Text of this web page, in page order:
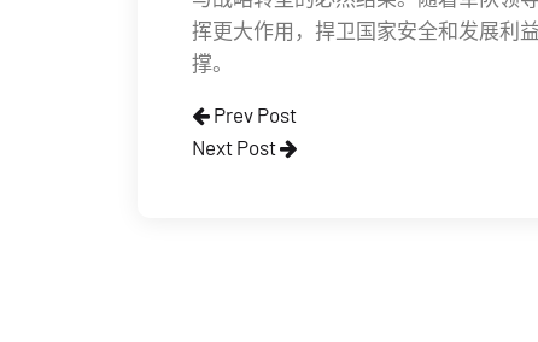
挥更大作用，捍卫国家安全和发展利
撑。
Prev Post
Next Post